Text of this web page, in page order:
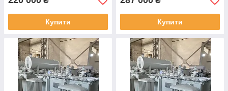
Купити Купити